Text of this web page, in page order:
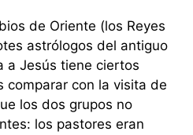
de Oriente (los Reyes
astrólogos del antiguo
a Jesús tiene ciertos
comparar con la visita de
los dos grupos no
los pastores eran